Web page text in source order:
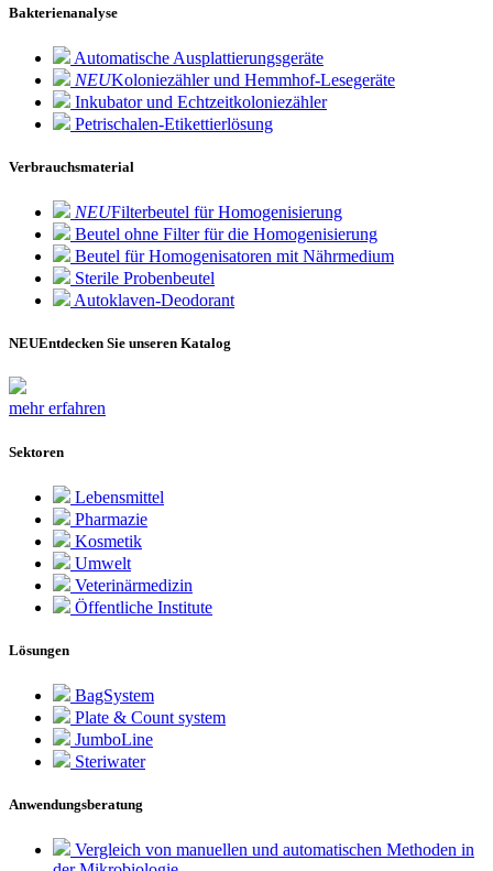
Bakterienanalyse
Automatische Ausplattierungsgeräte
NEUKoloniezähler und Hemmhof-Lesegeräte
Inkubator und Echtzeitkoloniezähler
Petrischalen-Etikettierlösung
Verbrauchsmaterial
NEUFilterbeutel für Homogenisierung
Beutel ohne Filter für die Homogenisierung
Beutel für Homogenisatoren mit Nährmedium
Sterile Probenbeutel
Autoklaven-Deodorant
NEUEntdecken Sie unseren Katalog
mehr erfahren
Sektoren
Lebensmittel
Pharmazie
Kosmetik
Umwelt
Veterinärmedizin
Öffentliche Institute
Lösungen
BagSystem
Plate & Count system
JumboLine
Steriwater
Anwendungsberatung
Vergleich von manuellen und automatischen Methoden in